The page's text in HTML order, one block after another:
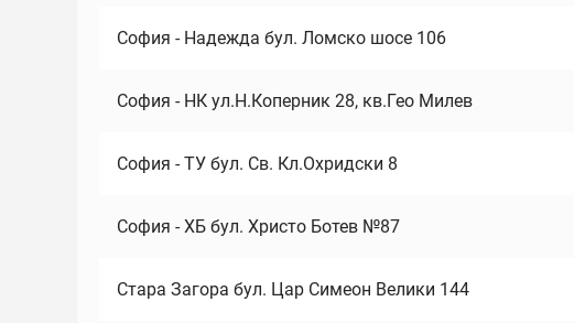
София - Надежда бул. Ломско шосе 106
София - НК ул.Н.Коперник 28, кв.Гео Милев
София - ТУ бул. Св. Кл.Охридски 8
София - ХБ бул. Христо Ботев №87
Стара Загора бул. Цар Симеон Велики 144